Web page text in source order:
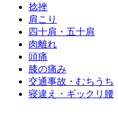
捻挫
肩こり
四十肩・五十肩
肉離れ
頭痛
膝の痛み
交通事故・むちうち
寝違え・ギックリ腰